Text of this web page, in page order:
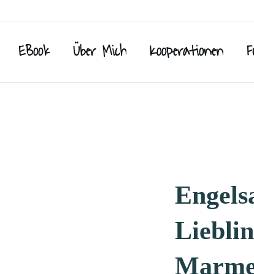
EBook Über Mich Kooperationen